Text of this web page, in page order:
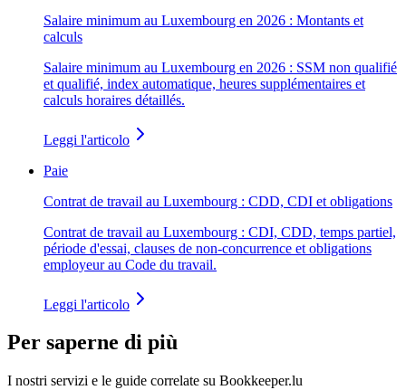
Salaire minimum au Luxembourg en 2026 : Montants et
calculs
Salaire minimum au Luxembourg en 2026 : SSM non qualifié
et qualifié, index automatique, heures supplémentaires et
calculs horaires détaillés.
Leggi l'articolo
Paie
Contrat de travail au Luxembourg : CDD, CDI et obligations
Contrat de travail au Luxembourg : CDI, CDD, temps partiel,
période d'essai, clauses de non-concurrence et obligations
employeur au Code du travail.
Leggi l'articolo
Per saperne di più
I nostri servizi e le guide correlate su Bookkeeper.lu